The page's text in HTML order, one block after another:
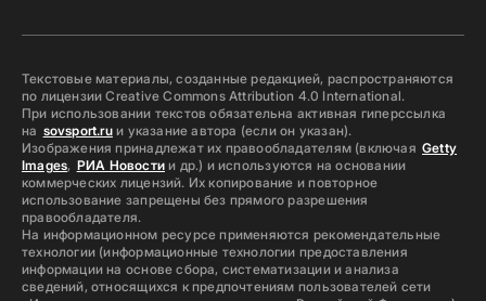
Текстовые материалы, созданные редакцией, распространяются
по лицензии Creative Commons Attribution 4.0 International.
При использовании текстов обязательна активная гиперссылка
на sovsport.ruи указание автора (если он указан).
Изображения принадлежат их правообладателям (включая Getty
Images, РИА Новостии др.) и используются на основании
коммерческих лицензий. Их копирование и повторное
использование запрещены без прямого разрешения
правообладателя.
На информационном ресурсе применяются рекомендательные
технологии (информационные технологии предоставления
информации на основе сбора, систематизации и анализа
сведений, относящихся к предпочтениям пользователей сети